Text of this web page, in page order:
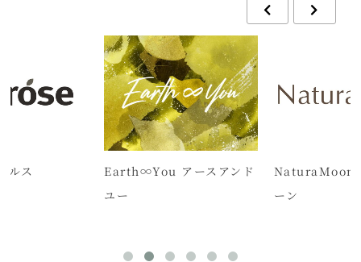
ルス
Earth∞You アースアンド
ユー
NaturaMoon
ーン